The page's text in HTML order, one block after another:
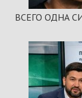
ВСЕГО ОДНА